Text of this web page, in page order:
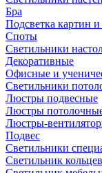
Бра
Подсветка картин и
Споты
Светильники
Декоративные
Офисные и
Светильники
Люстры подвесные
Люстры
Люстры-
Подвес
Светильники
Светильник